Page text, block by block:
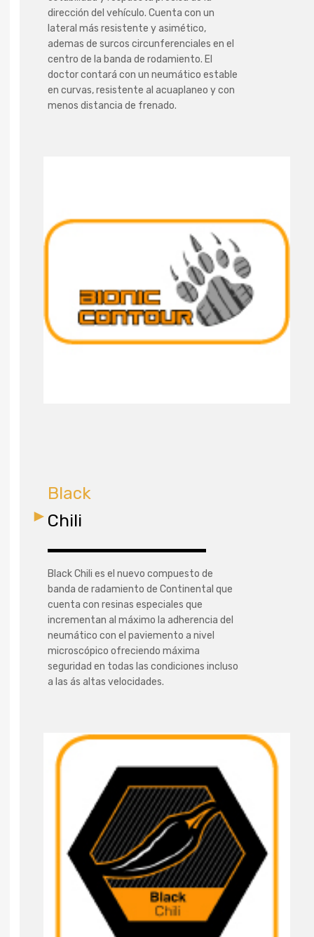
dirección del vehículo. Cuenta con un
lateral más resistente y asimético,
ademas de surcos circunferenciales en el
centro de la banda de rodamiento. El
doctor contará con un neumático estable
en curvas, resistente al acuaplaneo y con
menos distancia de frenado.
Black
Chili
Black Chili es el nuevo compuesto de
banda de radamiento de Continental que
cuenta con resinas especiales que
incrementan al máximo la adherencia del
neumático con el paviemento a nivel
microscópico ofreciendo máxima
seguridad en todas las condiciones incluso
a las ás altas velocidades.